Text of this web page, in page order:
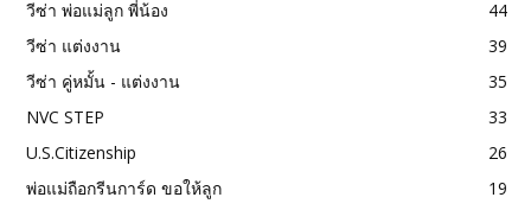
วีซ่า พ่อแม่ลูก พี่น้อง
44
วีซ่า แต่งงาน
39
วีซ่า คู่หมั้น - แต่งงาน
35
NVC STEP
33
U.S.Citizenship
26
พ่อแม่ถือกรีนการ์ด ขอให้ลูก
19